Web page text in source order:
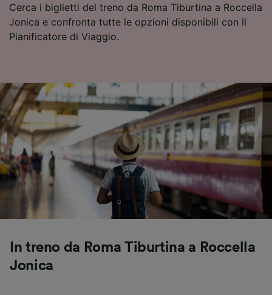
Cerca i biglietti del treno da Roma Tiburtina a Roccella
Jonica e confronta tutte le opzioni disponibili con il
Pianificatore di Viaggio.
In treno da Roma Tiburtina a Roccella
Jonica